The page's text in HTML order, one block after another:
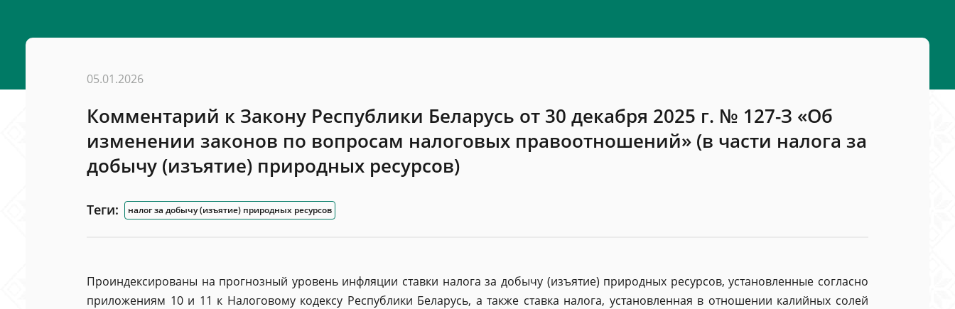
05.01.2026
Комментарий к Закону Республики Беларусь от 30 декабря 2025 г. № 127-З «Об
изменении законов по вопросам налоговых правоотношений» (в части налога за
добычу (изъятие) природных ресурсов)
Теги: налог за добычу (изъятие) природных ресурсов
Проиндексированы на прогнозный уровень инфляции ставки налога за добычу (изъятие) природных ресурсов, установленные согласно
приложениям 10 и 11 к Налоговому кодексу Республики Беларусь, а также ставка налога, установленная в отношении калийных солей